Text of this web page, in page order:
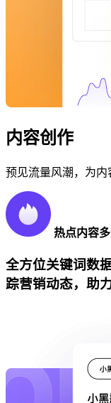
内容创作
预见流量风潮，为
热点内容
全方位关键词数
踪营销动态，助